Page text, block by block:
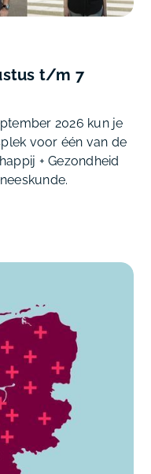
t/m 7
2026 kun je
voor één van de
+ Gezondheid